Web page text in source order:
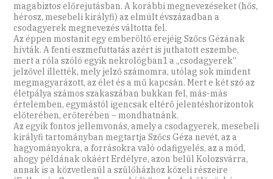
magabiztos előrejutásban. A korábbi megnevezéseket (hős,
hérosz, mesebeli királyfi) az elmúlt évszázadban a
csodagyerek megnevezés váltotta fel.
Az éppen mostanit egy emberöltő erejéig Szőcs Gézának
hívták. A fenti eszmefuttatás azért is juthatott eszembe,
mert a róla szóló egyik nekrológban1 a „csodagyerek”
jelzővel illették, mely jelző számomra, utólag sok mindent
megmagyarázott, az élet és a mű kapcsán. Mert e két szó az
életpálya számos szakaszában bukkan fel, más-más
értelemben, egymástól igencsak eltérő jelentéshorizontok
előterében, erőterében – mondhatnánk.
Az egyik fontos jellemvonás, amely a csodagyerek, mesebeli
királyfi tartományban megtartja Szőcs Géza nevét, az a
hagyományokra, a forrásokra való odafigyelés, az a mód,
ahogy példának okáért Erdélyre, azon belül Kolozsvárra,
annak is a közvetlenül a szülőházhoz közeli részeire